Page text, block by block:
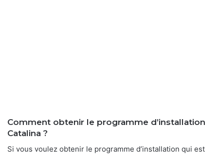
Comment obtenir le programme d’installation
Catalina ?
Si vous voulez obtenir le programme d’installation qui est